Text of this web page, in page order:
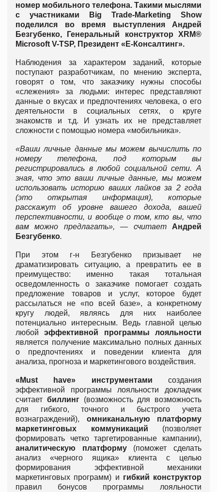
номер мобильного телефона. Такими мыслями
с участниками Big Trade-Marketing Show
поделился во время выступления Андрей
Безгубенко, Генеральный конструктор XRM®
Microsoft V-TSP, Президент «E-Консалтинг».
Наблюдения за характером заданий, которые
поступают разработчикам, по мнению эксперта,
говорят о том, что заказчику нужны способы
«слежения» за людьми: интерес представляют
данные о вкусах и предпочтениях человека, о его
деятельности в социальных сетях, о круге
знакомств и т.д. И узнать их не представляет
сложности с помощью номера «мобильника».
«Ваши личные данные мы можем вычислить по
номеру телефона, под которым вы
регистрировались в любой социальной сети. А
зная, что это ваши личные данные, мы можем
использовать историю ваших лайков за 2 года
(это открытая информация), которые
расскажут об уровне вашего дохода, вашей
перспективности, и вообще о том, кто вы, что
вам можно предлагать», — считаетАндрей
Безгубенко.
При этом г-н Безгубенко призывает не
драматизировать ситуацию, а превратить ее в
преимущество: именно такая тотальная
осведомленность о заказчике помогает создать
предложение товаров и услуг, которое будет
рассылаться не «по всей базе», а конкретному
кругу людей, являясь для них наиболее
потенциально интересным. Ведь главной целью
любойэффективной программы лояльности
является получение максимально полных данных
о предпочтениях и поведении клиента для
анализа, прогноза и маркетингового воздействия.
«Must have» инструментами создания
эффективной программы лояльности докладчик
считает биллинг(возможность для возможность
для гибкого, точного и быстрого учета
вознаграждений), омниканальную платформу
маркетинговых коммуникаций (позволяет
формировать четко таргетированные кампании),
аналитическую платформу(поможет сделать
анализ «черного ящика» клиента с целью
формирования эффективной механики
маркетинговых программ) и гибкий конструктор
правил бонусов программы лояльности